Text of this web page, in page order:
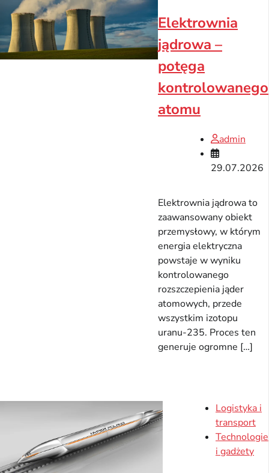
Elektrownia
jądrowa –
potęga
kontrolowanego
atomu
admin
29.07.2026
Elektrownia jądrowa to
zaawansowany obiekt
przemysłowy, w którym
energia elektryczna
powstaje w wyniku
kontrolowanego
rozszczepienia jąder
atomowych, przede
wszystkim izotopu
uranu-235. Proces ten
generuje ogromne […]
Logistyka i
transport
Technologie
i gadżety